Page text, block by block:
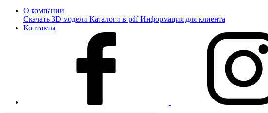
О компании
Скачать 3D модели Каталоги в pdf Информация для клиента
Контакты